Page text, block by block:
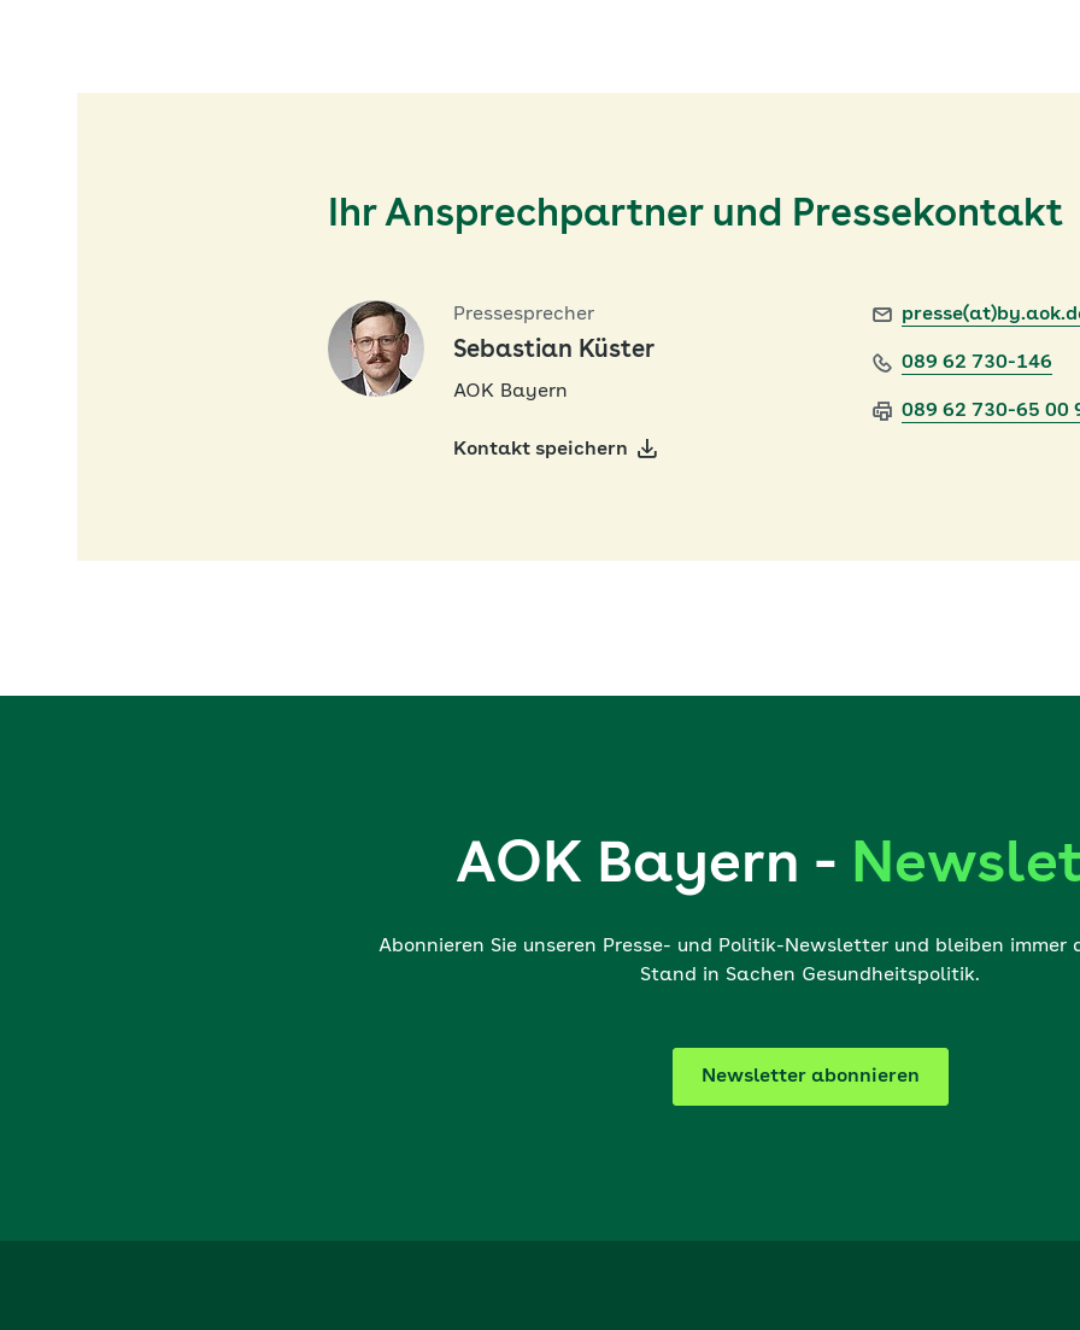
Ihr Ansprechpartner und Pressekontakt
Pressesprecher
Sebastian Küster
AOK Bayern
089 62 730-146
089 62 730-65 00
Kontakt speichern
AOK Bayern -
Abonnieren Sie unseren Presse- und Politik-Newsletter und bleiben immer
Stand in Sachen Gesundheitspolitik.
Newsletter abonnieren